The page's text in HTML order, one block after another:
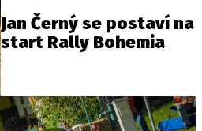
Jan Černý se postaví na
start Rally Bohemia